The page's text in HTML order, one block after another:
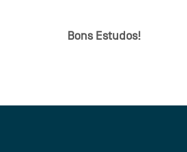
Bons Estudos!